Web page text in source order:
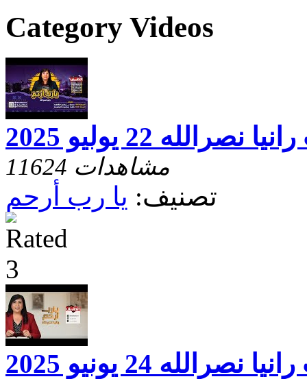
Category Videos
22 يوليو 2025
11624 مشاهدات
تصنيف: يا رب أرحم
24 يونيو 2025